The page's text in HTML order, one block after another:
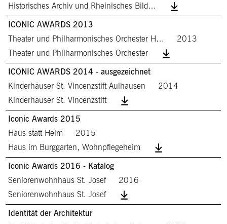
Historisches Archiv und Rheinisches Bild…
ICONIC AWARDS 2013
Theater und Philharmonisches Orchester H…
2013
Theater und Philharmonisches Orchester
ICONIC AWARDS 2014 - ausgezeichnet
Kinderhäuser St. Vincenzstift Aulhausen
2014
Kinderhäuser St. Vincenzstift
Iconic Awards 2015
Haus statt Heim
2015
Haus im Burggarten, Wohnpflegeheim
Iconic Awards 2016 - Katalog
Seniorenwohnhaus St. Josef
2016
Seniorenwohnhaus St. Josef
Identität der Architektur